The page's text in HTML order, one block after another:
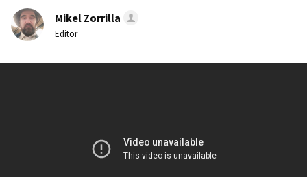
Mikel Zorrilla
Editor